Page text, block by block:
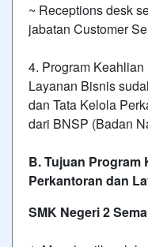
~ Receptions desk
jabatan Customer
4. Program
Layanan Bisnis
dan Tata Kelola
dari BNSP (Badan
B. Tujuan Program
Perkantoran dan
SMK Negeri 2